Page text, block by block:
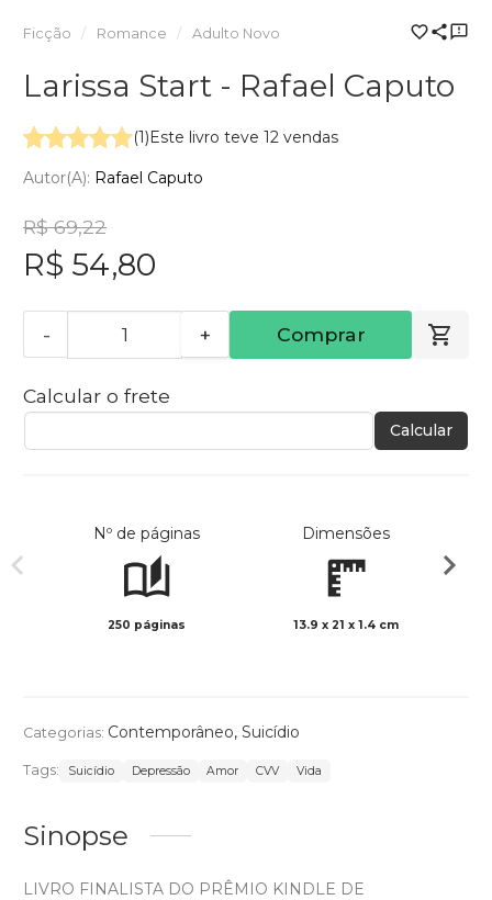
Ficção Romance Adulto Novo
Larissa Start - Rafael Caputo
(1) Este livro teve 12 vendas
Autor(a): Rafael Caputo
R$ 69,22
R$ 54,80
- + Comprar
Calcular o frete
Calcular
Nº de páginas
250 páginas
Dimensões
13.9 x 21 x 1.4 cm
Categorias: Contemporâneo, Suicídio
Tags: Suicídio Depressão Amor CVV Vida
Sinopse
LIVRO FINALISTA DO PRÊMIO KINDLE DE